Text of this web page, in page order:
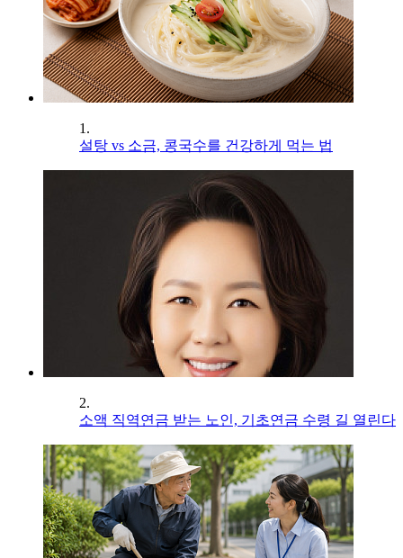
1.
설탕 vs 소금, 콩국수를 건강하게 먹는 법
2.
소액 직역연금 받는 노인, 기초연금 수령 길 열린다